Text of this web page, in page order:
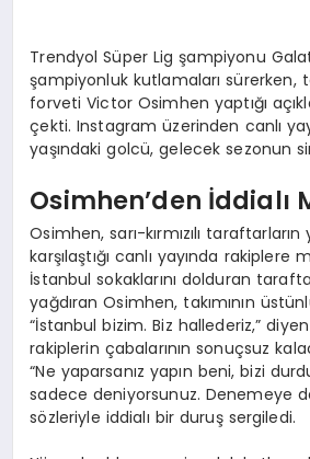
Trendyol Süper Lig şampiyonu
şampiyonluk kutlamaları sürerken,
forveti Victor Osimhen yaptığı
çekti. Instagram üzerinden canlı
yaşındaki golcü, gelecek sezonun
Osimhen’den İddialı
Osimhen, sarı-kırmızılı
karşılaştığı canlı yayında rakiplere
İstanbul sokaklarını dolduran
yağdıran Osimhen, takımının
“İstanbul bizim. Biz hallederiz,”
rakiplerin çabalarının sonuçsuz
“Ne yaparsanız yapın beni, bizi
sadece deniyorsunuz. Denemeye
sözleriyle iddialı bir duruş sergiledi.